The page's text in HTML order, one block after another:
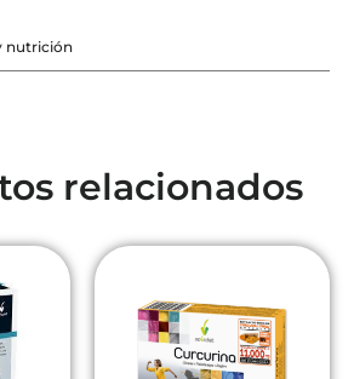
nutrición
relacionados